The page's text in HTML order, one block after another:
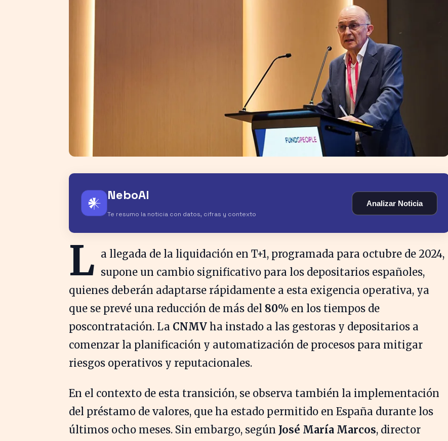
𒀭 NeboAI
Te resumo la noticia con datos, cifras y contexto
Analizar Noticia
L a llegada de la liquidación en T+1, programada para octubre de 2024,
supone un cambio significativo para los depositarios españoles,
quienes deberán adaptarse rápidamente a esta exigencia operativa, ya
que se prevé una reducción de más del 80% en los tiempos de
poscontratación. La CNMV ha instado a las gestoras y depositarios a
comenzar la planificación y automatización de procesos para mitigar
riesgos operativos y reputacionales.
En el contexto de esta transición, se observa también la implementación
del préstamo de valores, que ha estado permitido en España durante los
últimos ocho meses. Sin embargo, según José María Marcos, director